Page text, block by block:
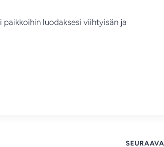
luodaksesi viihtyisän ja
SEURAAVA